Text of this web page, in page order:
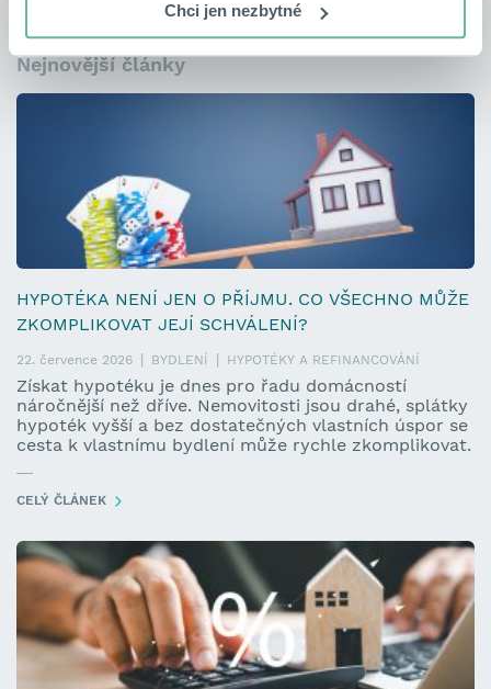
Chci jen nezbytné
MAGAZÍN
Nejnovější články
HYPOTÉKA NENÍ JEN O PŘÍJMU. CO VŠECHNO MŮŽE
ZKOMPLIKOVAT JEJÍ SCHVÁLENÍ?
22. července 2026 BYDLENÍ HYPOTÉKY A REFINANCOVÁNÍ
Získat hypotéku je dnes pro řadu domácností
náročnější než dříve. Nemovitosti jsou drahé, splátky
hypoték vyšší a bez dostatečných vlastních úspor se
cesta k vlastnímu bydlení může rychle zkomplikovat.
CELÝ ČLÁNEK